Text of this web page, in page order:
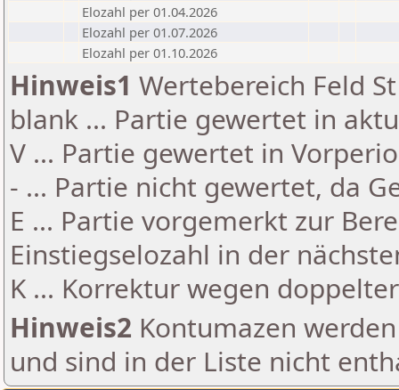
Elozahl per 01.04.2026
Elozahl per 01.07.2026
Elozahl per 01.10.2026
Hinweis1 Wertebereich Feld
blank ... Partie gewertet in
V ... Partie gewertet in
- ... Partie nicht gewertet, da
E ... Partie vorgemerkt zur
Einstiegselozahl in der
K ... Korrektur wegen
Hinweis2 Kontumazen
und sind in der Liste nicht